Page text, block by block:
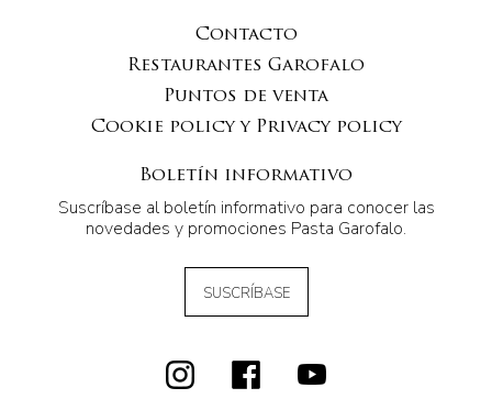
Contacto
Restaurantes Garofalo
Puntos de venta
Cookie policy y Privacy policy
Boletín informativo
Suscríbase al boletín informativo para conocer las
novedades y promociones Pasta Garofalo.
SUSCRÍBASE